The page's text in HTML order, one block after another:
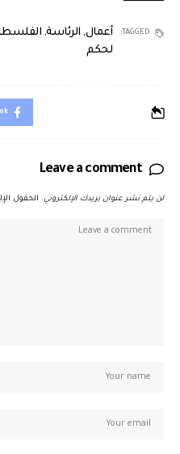
TAGGED: أعمال, الرئاسة,
لحكم
Leave a comment
لن يتم نشر عنوان بريدك الإلكتروني. الحقول